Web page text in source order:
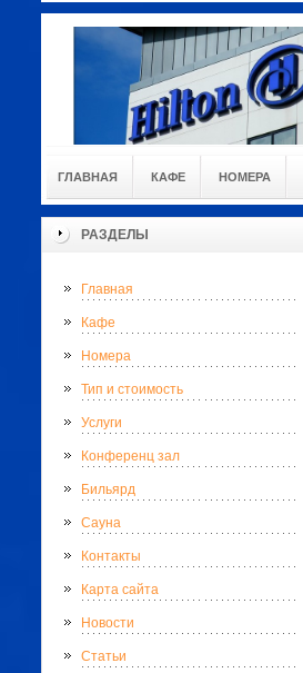
ГЛАВНАЯ КАФЕ НОМЕРА
РАЗДЕЛЫ
Главная
Кафе
Номера
Тип и стоимость
Услуги
Конференц зал
Бильярд
Сауна
Контакты
Карта сайта
Новости
Статьи